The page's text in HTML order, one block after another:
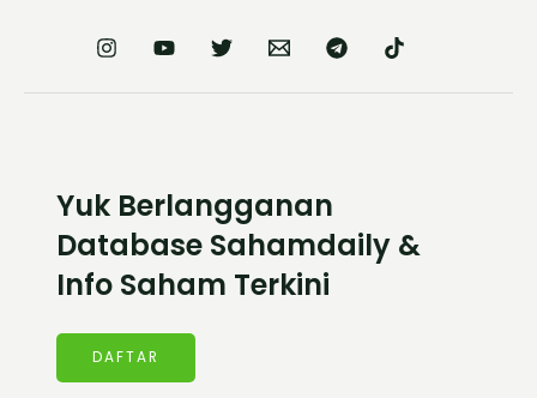
Yuk Berlangganan
Database Sahamdaily &
Info Saham Terkini
DAFTAR